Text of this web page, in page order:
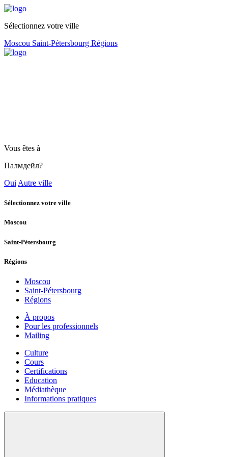
Sélectionnez votre ville
Moscou Saint-Pétersbourg Régions
Vous êtes à
Палмдейл?
Oui Autre ville
Sélectionnez votre ville
Moscou
Saint-Pétersbourg
Régions
Moscou
Saint-Pétersbourg
Régions
À propos
Pour les professionnels
Mailing
Culture
Cours
Certifications
Education
Médiathèque
Informations pratiques